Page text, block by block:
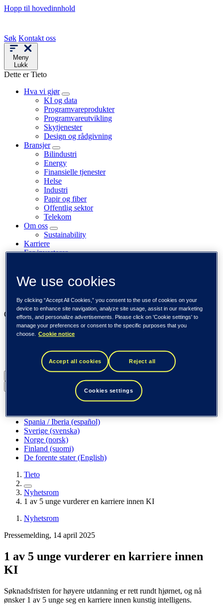
Hopp til hovedinnhold
Søk Kontakt oss
Meny
Lukk
Dette er Tieto
Hva vi gjør
KI og data
Programvareprodukter
Programvareutvikling
Skytjenester
Design og rådgivning
Bransjer
Bilindustri
Energy
Finansielle tjenester
Helse
Industri
Papir og fiber
Offentlig sektor
Telekom
Om oss
Sustainability
Karriere
For investorer
Kundene
Innsikt
Arrangementer
Our businesses
Tieto Banktech
Tieto Indtech
Tieto Tech Consulting
Spania / Iberia (español)
Sverige (svenska)
Norge (norsk)
Finland (suomi)
De forente stater (English)
Tieto
Nyhetsrom
1 av 5 unge vurderer en karriere innen KI
Nyhetsrom
Pressemelding, 14 april 2025
1 av 5 unge vurderer en karriere innen
KI
Søknadsfristen for høyere utdanning er rett rundt hjørnet, og nå
ønsker 1 av 5 unge seg en karriere innen kunstig intelligens.
We use cookies
By clicking “Accept All Cookies,” you consent to the use of cookies on your
device to enhance site navigation, analyze site usage, assist in our marketing
efforts, and personalize advertisements. Please click on 'Cookie settings' to
manage your preferences or consent to the specific purposes that you
choose.
Cookie notice
Accept all cookies Reject all
Cookies settings